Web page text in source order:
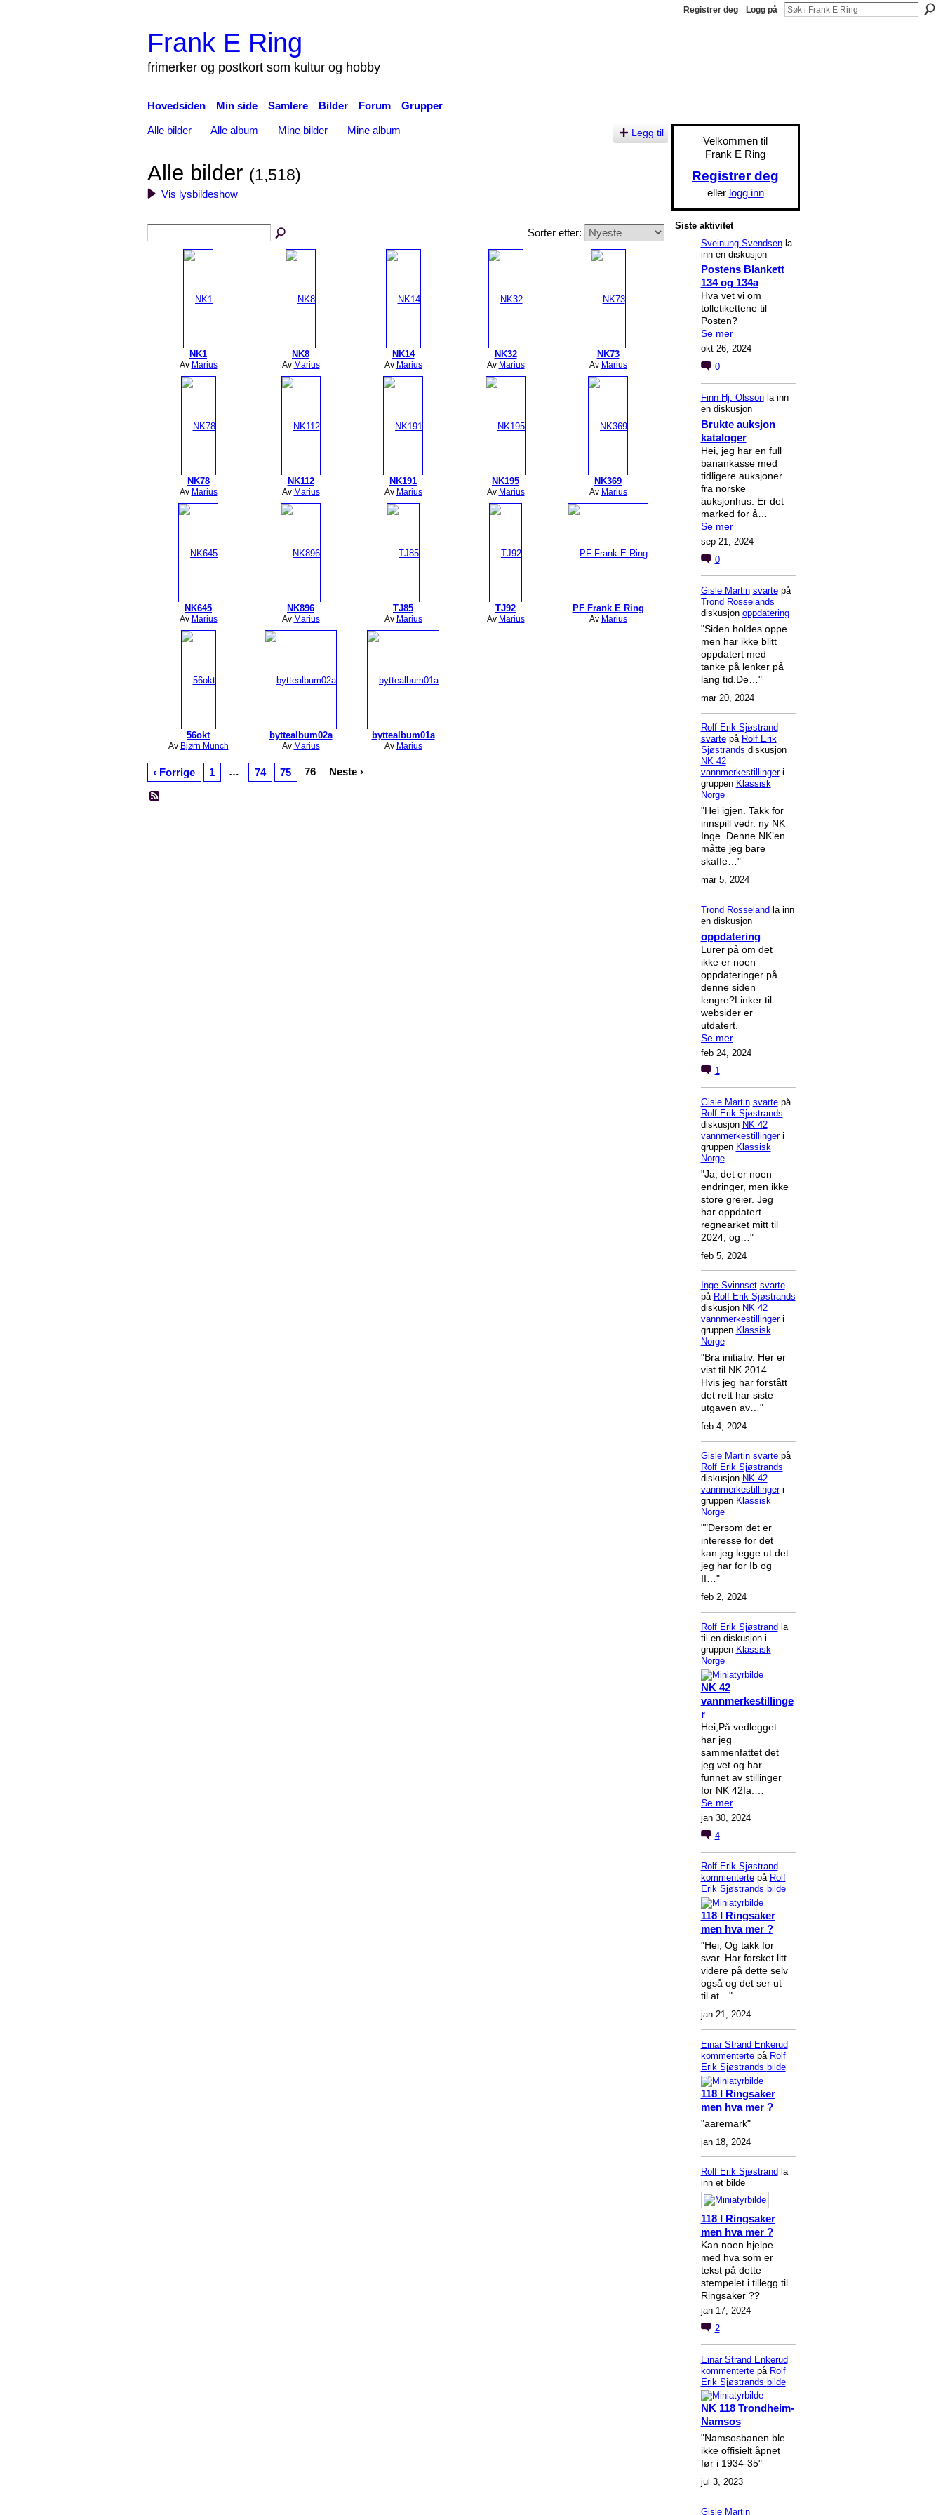
Registrer deg Logg på
Frank E Ring
frimerker og postkort som kultur og hobby
Hovedsiden Min side Samlere Bilder Forum Grupper
Alle bilder Alle album Mine bilder Mine album Legg til
Alle bilder (1,518)
Vis lysbildeshow
Sorter etter:
NK1
Av Marius
NK8
Av Marius
NK14
Av Marius
NK32
Av Marius
NK73
Av Marius
NK78
Av Marius
NK112
Av Marius
NK191
Av Marius
NK195
Av Marius
NK369
Av Marius
NK645
Av Marius
NK896
Av Marius
TJ85
Av Marius
TJ92
Av Marius
PF Frank E Ring
Av Marius
56okt
Av Bjørn Munch
byttealbum02a
Av Marius
byttealbum01a
Av Marius
‹ Forrige 1 … 74 75 76 Neste ›
Velkommen til
Frank E Ring
Registrer deg
eller logg inn
Siste aktivitet
Sveinung Svendsenla
inn en diskusjon
Postens Blankett
134 og 134a
Hva vet vi om
tolletikettene til
Posten?
Se mer
okt 26, 2024
0
Finn Hj. Olssonla inn
en diskusjon
Brukte auksjon
kataloger
Hei, jeg har en full
banankasse med
tidligere auksjoner
fra norske
auksjonhus. Er det
marked for å…
Se mer
sep 21, 2024
0
Gisle Martin svartepå
Trond Rosselands
diskusjon oppdatering
"Siden holdes oppe
men har ikke blitt
oppdatert med
tanke på lenker på
lang tid.De…"
mar 20, 2024
Rolf Erik Sjøstrand
svartepå Rolf Erik
Sjøstrands diskusjon
NK 42
vannmerkestillingeri
gruppen Klassisk
Norge
"Hei igjen. Takk for
innspill vedr. ny NK
Inge. Denne NK’en
måtte jeg bare
skaffe…"
mar 5, 2024
Trond Rosseland la inn
en diskusjon
oppdatering
Lurer på om det
ikke er noen
oppdateringer på
denne siden
lengre?Linker til
websider er
utdatert.
Se mer
feb 24, 2024
1
Gisle Martin svartepå
Rolf Erik Sjøstrands
diskusjon NK 42
vannmerkestillingeri
gruppen Klassisk
Norge
"Ja, det er noen
endringer, men ikke
store greier. Jeg
har oppdatert
regnearket mitt til
2024, og…"
feb 5, 2024
Inge Svinnset svarte
på Rolf Erik Sjøstrands
diskusjon NK 42
vannmerkestillingeri
gruppen Klassisk
Norge
"Bra initiativ. Her er
vist til NK 2014.
Hvis jeg har forstått
det rett har siste
utgaven av…"
feb 4, 2024
Gisle Martin svartepå
Rolf Erik Sjøstrands
diskusjon NK 42
vannmerkestillingeri
gruppen Klassisk
Norge
""Dersom det er
interesse for det
kan jeg legge ut det
jeg har for Ib og
II…"
feb 2, 2024
Rolf Erik Sjøstrand la
til en diskusjon i
gruppen Klassisk
Norge
NK 42
vannmerkestillinge
r
Hei,På vedlegget
har jeg
sammenfattet det
jeg vet og har
funnet av stillinger
for NK 42Ia:…
Se mer
jan 30, 2024
4
Rolf Erik Sjøstrand
kommentertepå Rolf
Erik Sjøstrands bilde
118 I Ringsaker
men hva mer ?
"Hei, Og takk for
svar. Har forsket litt
videre på dette selv
også og det ser ut
til at…"
jan 21, 2024
Einar Strand Enkerud
kommentertepå Rolf
Erik Sjøstrands bilde
118 I Ringsaker
men hva mer ?
"aaremark"
jan 18, 2024
Rolf Erik Sjøstrand la
inn et bilde
118 I Ringsaker
men hva mer ?
Kan noen hjelpe
med hva som er
tekst på dette
stempelet i tillegg til
Ringsaker ??
jan 17, 2024
2
Einar Strand Enkerud
kommentertepå Rolf
Erik Sjøstrands bilde
NK 118 Trondheim-
Namsos
"Namsosbanen ble
ikke offisielt åpnet
før i 1934-35"
jul 3, 2023
Gisle Martin